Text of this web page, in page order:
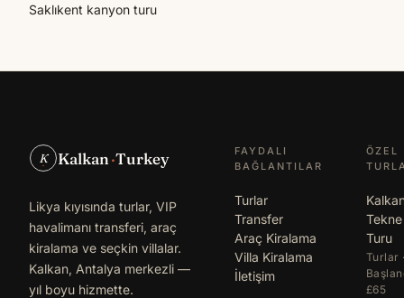
Saklıkent kanyon turu
K Kalkan·Turkey
Likya kıyısında turlar, VIP
havalimanı transferi, araç
kiralama ve seçkin villalar.
Kalkan, Antalya merkezli —
yıl boyu hizmette.
FAYDALI
BAĞLANTILAR
Turlar
Transfer
Araç Kiralama
Villa Kiralama
İletişim
ÖZEL
Tekne
Turu
Turlar
£65